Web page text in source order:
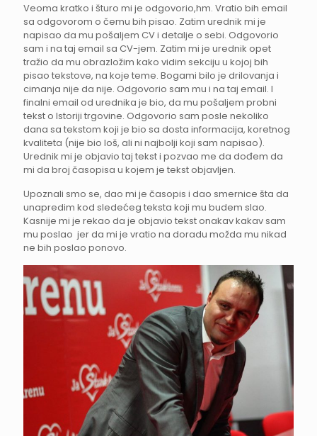
Veoma kratko i šturo mi je odgovorio,hm. Vratio bih email
sa odgovorom o čemu bih pisao. Zatim urednik mi je
napisao da mu pošaljem CV i detalje o sebi. Odgovorio
sam i na taj email sa CV-jem. Zatim mi je urednik opet
tražio da mu obrazložim kako vidim sekciju u kojoj bih
pisao tekstove, na koje teme. Bogami bilo je drilovanja i
cimanja nije da nije. Odgovorio sam mu i na taj email. I
finalni email od urednika je bio, da mu pošaljem probni
tekst o Istoriji trgovine. Odgovorio sam posle nekoliko
dana sa tekstom koji je bio sa dosta informacija, koretnog
kvaliteta (nije bio loš, ali ni najbolji koji sam napisao).
Urednik mi je objavio taj tekst i pozvao me da dođem da
mi da broj časopisa u kojem je tekst objavljen.
Upoznali smo se, dao mi je časopis i dao smernice šta da
unapredim kod sledećeg teksta koji mu budem slao.
Kasnije mi je rekao da je objavio tekst onakav kakav sam
mu poslao jer da mi je vratio na doradu možda mu nikad
ne bih poslao ponovo.